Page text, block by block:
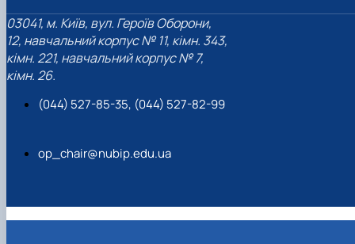
03041, м. Київ, вул. Героїв Оборони,
12, навчальний корпус № 11, кімн. 343,
кімн. 221, навчальний корпус № 7,
кімн. 26.
(044) 527-85-35, (044) 527-82-99
op_chair@nubip.edu.ua